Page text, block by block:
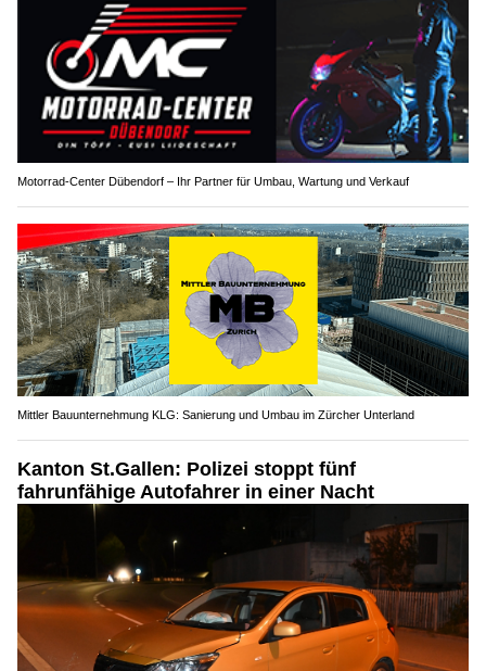
Motorrad-Center Dübendorf – Ihr Partner für Umbau, Wartung und Verkauf
Mittler Bauunternehmung KLG: Sanierung und Umbau im Zürcher Unterland
Kanton St.Gallen: Polizei stoppt fünf
fahrunfähige Autofahrer in einer Nacht